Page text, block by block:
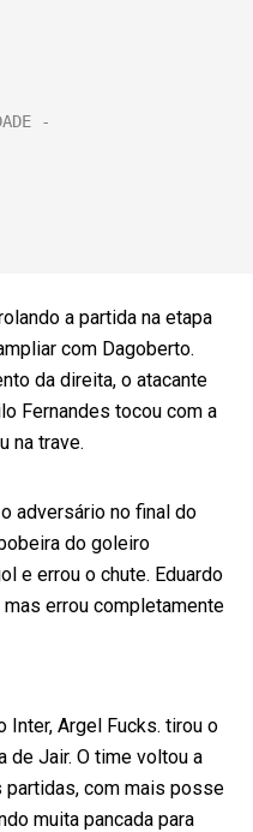
a partida na etapa
com Dagoberto.
da direita, o atacante
Fernandes tocou com a
na trave.
adversário no final do
do goleiro
e errou o chute. Eduardo
errou completamente
Inter, Argel Fucks. tirou o
de Jair. O time voltou a
com mais posse
muita pancada para